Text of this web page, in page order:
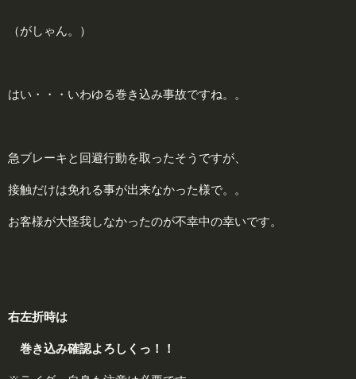
（がしゃん。）
はい・・・いわゆる巻き込み事故ですね。。
急ブレーキと回避行動を取ったそうですが、
接触だけは免れる事が出来なかった様で。。
お客様が大怪我しなかったのが不幸中の幸いです。
右左折時は
巻き込み確認よろしくっ！！